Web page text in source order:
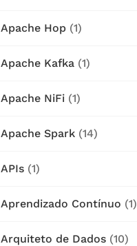
Apache Hop (1)
Apache Kafka (1)
Apache NiFi (1)
Apache Spark (14)
APIs (1)
Aprendizado Contínuo (1)
Arquiteto de Dados (10)